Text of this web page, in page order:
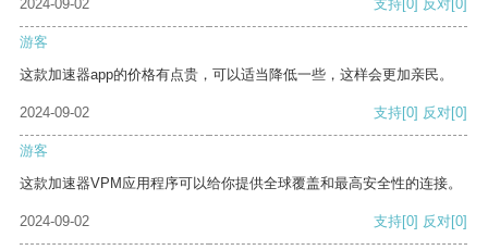
2024-09-02
支持[0] 反对[0]
游客
这款加速器app的价格有点贵，可以适当降低一些，这样会更加亲民。
2024-09-02 支持[0] 反对[0]
游客
这款加速器VPM应用程序可以给你提供全球覆盖和最高安全性的连接。
2024-09-02 支持[0] 反对[0]